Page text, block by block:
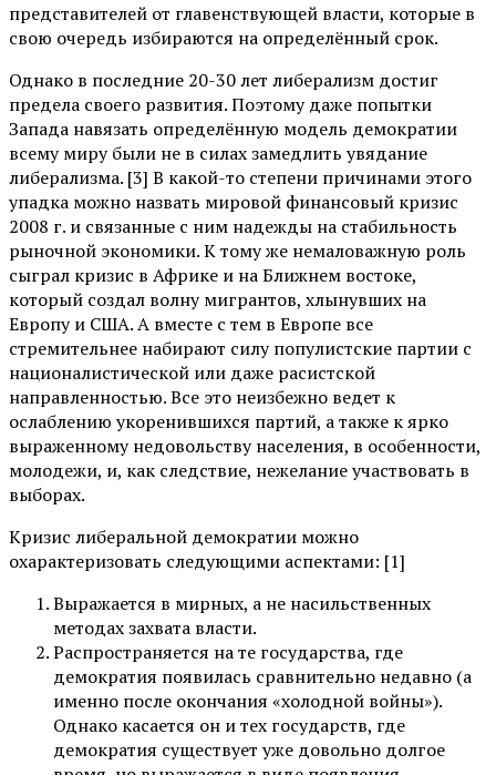
представителей от главенствующей власти, которые в
свою очередь избираются на определённый срок.
Однако в последние 20-30 лет либерализм достиг
предела своего развития. Поэтому даже попытки
Запада навязать определённую модель демократии
всему миру были не в силах замедлить увядание
либерализма. [3] В какой-то степени причинами этого
упадка можно назвать мировой финансовый кризис
2008 г. и связанные с ним надежды на стабильность
рыночной экономики. К тому же немаловажную роль
сыграл кризис в Африке и на Ближнем востоке,
который создал волну мигрантов, хлынувших на
Европу и США. А вместе с тем в Европе все
стремительнее набирают силу популистские партии с
националистической или даже расистской
направленностью. Все это неизбежно ведет к
ослаблению укоренившихся партий, а также к ярко
выраженному недовольству населения, в особенности,
молодежи, и, как следствие, нежелание участвовать в
выборах.
Кризис либеральной демократии можно
охарактеризовать следующими аспектами: [1]
Выражается в мирных, а не насильственных
методах захвата власти.
Распространяется на те государства, где
демократия появилась сравнительно недавно (а
именно после окончания «холодной войны»).
Однако касается он и тех государств, где
демократия существует уже довольно долгое